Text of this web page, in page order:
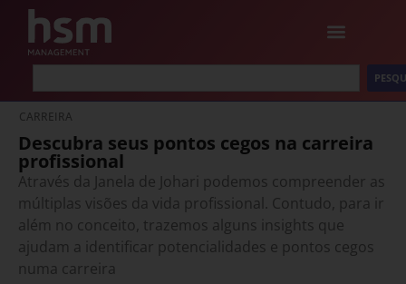
CARREIRA
Descubra seus pontos cegos na carreira
profissional
Através da Janela de Johari podemos compreender as
múltiplas visões da vida profissional. Contudo, para ir
além no conceito, trazemos alguns insights que
ajudam a identificar potencialidades e pontos cegos
numa carreira